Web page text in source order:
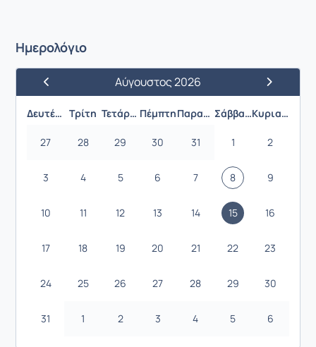
Ημερολόγιο
Προηγούμενος ΜήναςΑύγουστος 2026
Επόμενος
Δευτέρα Τρίτη Τετάρτη Πέμπτη Παρασκευή Σάββατο Κυριακή
27 28 29 30 31 1 2
3 4 5 6 7 8 9
10 11 12 13 14 15 16
17 18 19 20 21 22 23
24 25 26 27 28 29 30
31 1 2 3 4 5 6